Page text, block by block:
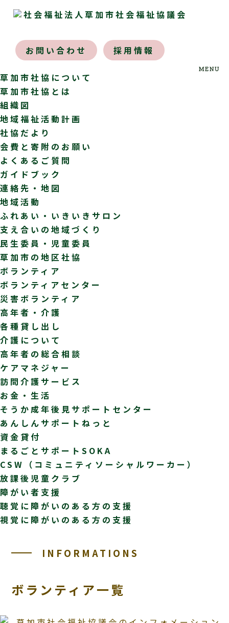
お問い合わせ 採用情報
草加市社協について
草加市社協とは
組織図
地域福祉活動計画
社協だより
会費と寄附のお願い
よくあるご質問
ガイドブック
連絡先・地図
地域活動
ふれあい・いきいきサロン
支え合いの地域づくり
民生委員・児童委員
草加市の地区社協
ボランティア
ボランティアセンター
災害ボランティア
高年者・介護
各種貸し出し
介護について
高年者の総合相談
ケアマネジャー
訪問介護サービス
お金・生活
そうか成年後見サポートセンター
あんしんサポートねっと
資金貸付
まるごとサポートSOKA
CSW（コミュニティソーシャルワーカー）
放課後児童クラブ
障がい者支援
聴覚に障がいのある方の支援
視覚に障がいのある方の支援
MENU
INFORMATIONS
ボランティア一覧